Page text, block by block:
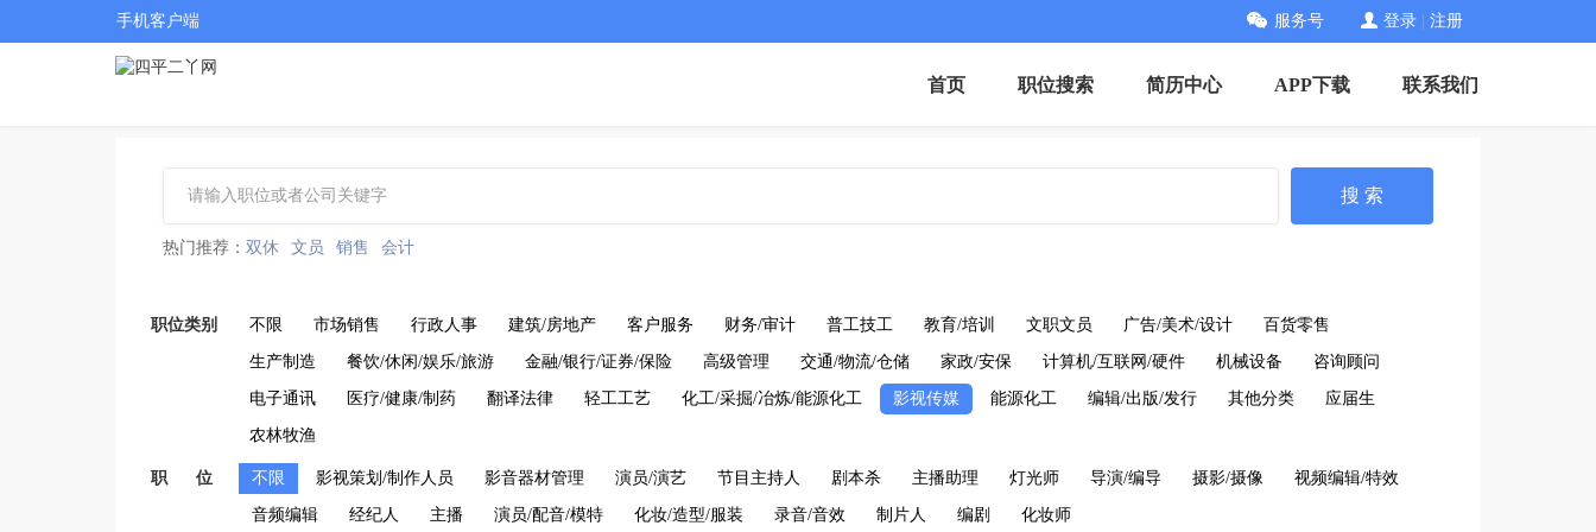
手机客户端 服务号 登录 注册
首页 职位搜索 简历中心 APP下载 联系我们
搜 索
热门推荐： 双休 文员 销售 会计
职位类别 不限 市场销售 行政人事 建筑/房地产 客户服务 财务/审计 普工技工 教育/培训 文职文员 广告/美术/设计 百货零售
生产制造 餐饮/休闲/娱乐/旅游 金融/银行/证券/保险 高级管理 交通/物流/仓储 家政/安保 计算机/互联网/硬件 机械设备 咨询顾问
电子通讯 医疗/健康/制药 翻译法律 轻工工艺 化工/采掘/冶炼/能源化工 影视传媒 能源化工 编辑/出版/发行 其他分类 应届生
农林牧渔
职 位 不限 影视策划/制作人员 影音器材管理 演员/演艺 节目主持人 剧本杀 主播助理 灯光师 导演/编导 摄影/摄像 视频编辑/特效
音频编辑 经纪人 主播 演员/配音/模特 化妆/造型/服装 录音/音效 制片人 编剧 化妆师